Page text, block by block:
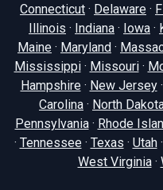
Connecticut · Delaware ·
Illinois · Indiana · Iowa ·
Maine · Maryland ·
Mississippi· Missouri·
Hampshire· New Jersey·
Carolina · North
Pennsylvania· Rhode
· Tennessee· Texas · Utah·
West Virginia·